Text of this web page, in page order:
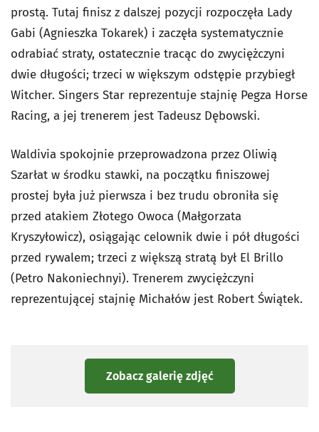
prostą. Tutaj finisz z dalszej pozycji rozpoczęła Lady
Gabi (Agnieszka Tokarek) i zaczęła systematycznie
odrabiać straty, ostatecznie tracąc do zwyciężczyni
dwie długości; trzeci w większym odstępie przybiegł
Witcher. Singers Star reprezentuje stajnię Pegza Horse
Racing, a jej trenerem jest Tadeusz Dębowski.
Waldivia spokojnie przeprowadzona przez Oliwią
Szarłat w środku stawki, na początku finiszowej
prostej była już pierwsza i bez trudu obroniła się
przed atakiem Złotego Owoca (Małgorzata
Kryszyłowicz), osiągając celownik dwie i pół długości
przed rywalem; trzeci z większą stratą był El Brillo
(Petro Nakoniechnyi). Trenerem zwyciężczyni
reprezentującej stajnię Michałów jest Robert Świątek.
Zobacz galerię zdjęć